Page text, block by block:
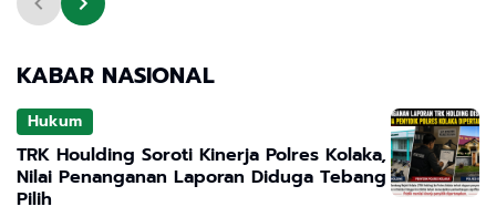
KABAR NASIONAL
Hukum
TRK Houlding Soroti Kinerja Polres Kolaka,
Nilai Penanganan Laporan Diduga Tebang
Pilih